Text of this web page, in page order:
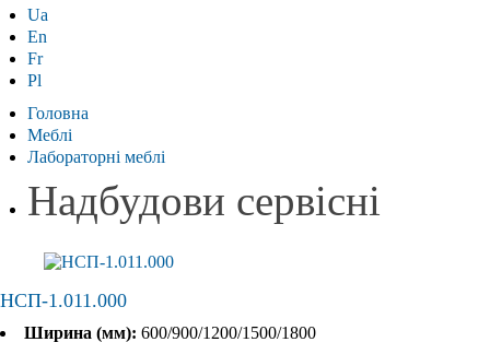
Ua
En
Fr
Pl
Головна
Меблі
Лабораторні меблі
Надбудови сервісні
НСП-1.011.000
Ширина (мм): 600/900/1200/1500/1800